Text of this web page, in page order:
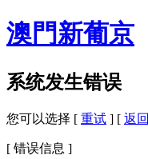
澳門新葡京
系统发生错误
您可以选择 [ 重试 ] [ 返回
[ 错误信息 ]